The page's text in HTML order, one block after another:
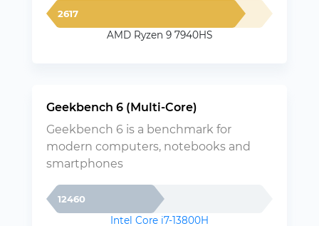
2617
AMD Ryzen 9 7940HS
Geekbench 6 (Multi-Core)
Geekbench 6 is a benchmark for
modern computers, notebooks and
smartphones
12460
Intel Core i7-13800H